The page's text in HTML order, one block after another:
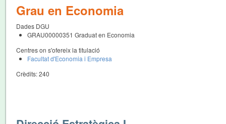
Grau en Economia
Dades DGU
GRAU00000351 Graduat en Economia
Centres on s'ofereix la titulació
Facultat d'Economia i Empresa
Crèdits:240